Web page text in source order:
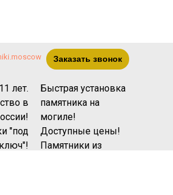
лет.
в
"под
ключ"!
Быстрая установка
памятника на
могиле!
Доступные цены!
Памятники из
Заказать звонок